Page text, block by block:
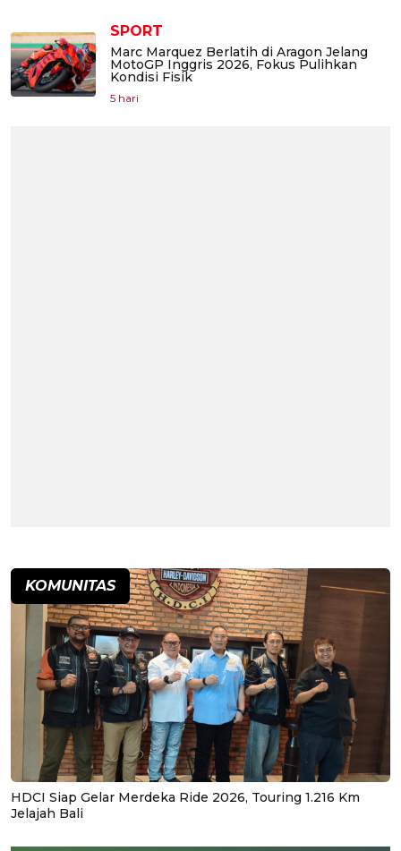
SPORT
Marc Marquez Berlatih di Aragon Jelang
MotoGP Inggris 2026, Fokus Pulihkan
Kondisi Fisik
5 hari
KOMUNITAS
HDCI Siap Gelar Merdeka Ride 2026, Touring 1.216 Km
Jelajah Bali